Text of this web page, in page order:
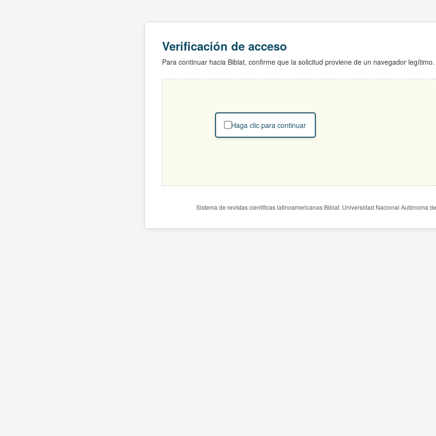
Verificación de acceso
Para continuar hacia Biblat, confirme que la solicitud proviene de un navegador legítimo.
Haga clic para continuar
Sistema de revistas científicas latinoamericanas Biblat. Universidad Nacional Autónoma